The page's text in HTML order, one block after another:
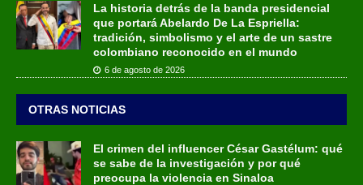
La historia detrás de la banda presidencial
que portará Abelardo De La Espriella:
tradición, simbolismo y el arte de un sastre
colombiano reconocido en el mundo
6 de agosto de 2026
OTRAS NOTICIAS
El crimen del influencer César Gastélum: qué
se sabe de la investigación y por qué
preocupa la violencia en Sinaloa